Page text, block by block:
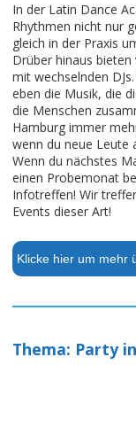
In der Latin Dance
Rhythmen nicht nur
gleich in der Praxis
Drüber hinaus
mit wechselnden
eben die Musik, die
die Menschen
Hamburg immer
wenn du neue Leute
Wenn du nächstes
einen Probemonat
Infotreffen! Wir
Events dieser Art!
Klicke hier um mehr
Thema: Party